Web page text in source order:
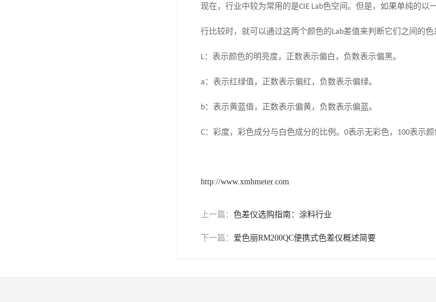
现在，行业中较为常用的是CIE Lab色空间。但是，如果单纯的以
行比较时，就可以通过这两个颜色的Lab差值来判断它们之间的色
L：表示颜色的明亮度，正数表示偏白，负数表示偏黑。
a ：表示红绿值，正数表示偏红，负数表示偏绿。
b：表示黄蓝值，正数表示偏黄，负数表示偏蓝。
C：彩度，彩色成分与白色成分的比例。 0表示无彩色， 100表示颜
http://www.xmhmeter.com
上一篇： 色差仪选购指南：涂料行业
下一篇： 爱色丽RM200QC便携式色差仪概述简要